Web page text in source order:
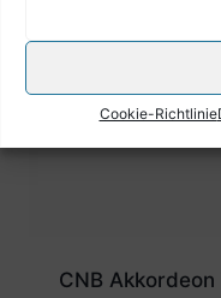
Cookie-Richtlinie
CNB